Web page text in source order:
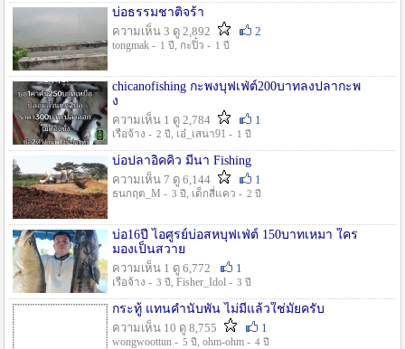
บ่อธรรมชาติจร้า
ความเห็น 3 ดู 2,892
2
tongmak - 1 ปี , กะปิ๋ว - 1 ปี
chicanofishing กะพงบุฟเฟ่ต์200บาทลงปลากะพ
ง
ความเห็น 1 ดู 2,784
1
เรือจ้าง - 2 ปี , เอ๋_เสนา91 - 1 ปี
บ่อปลาอิคคิว มีนา Fishing
ความเห็น 7 ดู 6,144
1
ธนกฤต_M - 3 ปี , เด็กสี่แคว - 2 ปี
บ่อ16ปี ไอศูรย์บ่อสหบุฟเฟ่ต์ 150บาทเหมา ใคร
มองเป็นสวาย
ความเห็น 1 ดู 6,772
1
เรือจ้าง - 3 ปี , Fisher_Idol - 3 ปี
กระทู้ แทนคำนับพัน ไม่มีแล้วใช่มั๊ยครับ
ความเห็น 10 ดู 8,755
1
wongwoottun - 5 ปี , ohm-ohm - 4 ปี